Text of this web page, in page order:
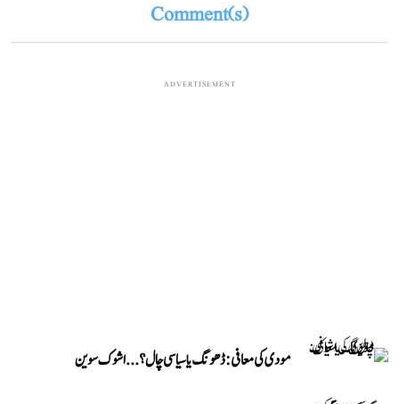
Comment(s)
ADVERTISEMENT
مودی کی معافی: ڈھونگ یا سیاسی چال؟...اشوک سوین